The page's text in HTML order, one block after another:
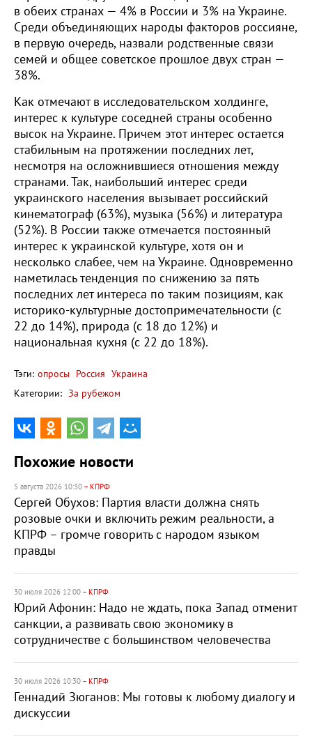
в обеих странах — 4% в России и 3% на Украине.
Среди объединяющих народы факторов россияне,
в первую очередь, назвали родственные связи
семей и общее советское прошлое двух стран —
38%.
Как отмечают в исследовательском холдинге,
интерес к культуре соседней страны особенно
высок на Украине. Причем этот интерес остается
стабильным на протяжении последних лет,
несмотря на осложнившиеся отношения между
странами. Так, наибольший интерес среди
украинского населения вызывает российский
кинематограф (63%), музыка (56%) и литература
(52%). В России также отмечается постоянный
интерес к украинской культуре, хотя он и
несколько слабее, чем на Украине. Одновременно
наметилась тенденция по снижению за пять
последних лет интереса по таким позициям, как
историко-культурные достопримечательности (с
22 до 14%), природа (с 18 до 12%) и
национальная кухня (с 22 до 18%).
Тэги: опросы Россия Украина
Категории: За рубежом
Похожие новости
5 августа 2026 10:30 – КПРФ
Сергей Обухов: Партия власти должна снять
розовые очки и включить режим реальности, а
КПРФ – громче говорить с народом языком
правды
30 июля 2026 12:00 – КПРФ
Юрий Афонин: Надо не ждать, пока Запад отменит
санкции, а развивать свою экономику в
сотрудничестве с большинством человечества
30 июля 2026 10:30 – КПРФ
Геннадий Зюганов: Мы готовы к любому диалогу и
дискуссии